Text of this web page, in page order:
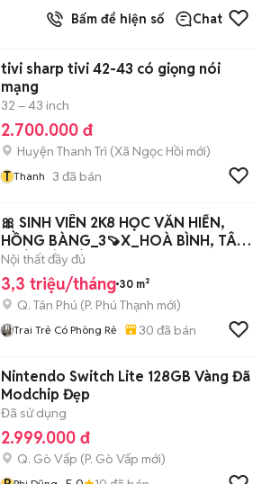
Bấm để hiện số Chat
tivi sharp tivi 42-43 có giọng nói
mạng
32 – 43 inch
2.700.000 đ
Huyện Thanh Trì (Xã Ngọc Hồi mới)
T Thanh 3 đã bán
🎀 SINH VIÊN 2K8 HỌC VĂN HIẾN,
HỒNG BÀNG_3🍠X_HOÀ BÌNH, TÂN
PHÚ_CÓ GÁC
Nội thất đầy đủ
3,3 triệu/tháng 30 m²
Q. Tân Phú (P. Phú Thạnh mới)
Trai Trẻ Có Phòng Rẻ 30 đã bán
Nintendo Switch Lite 128GB Vàng Đã
Modchip Đẹp
Đã sử dụng
2.999.000 đ
Q. Gò Vấp (P. Gò Vấp mới)